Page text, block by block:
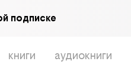
подписке
книги аудиокниги